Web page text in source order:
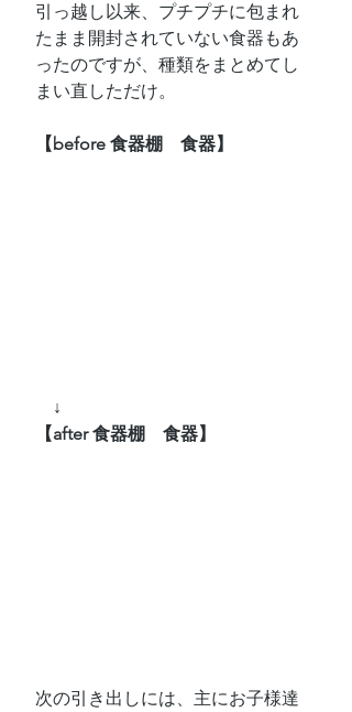
引っ越し以来、プチプチに包まれ
たまま開封されていない食器もあ
ったのですが、種類をまとめてし
まい直しただけ。
【before 食器棚　食器】
↓
【after 食器棚　食器】
次の引き出しには、主にお子様達